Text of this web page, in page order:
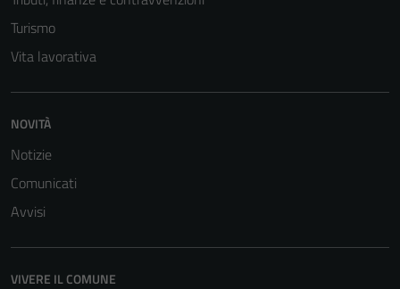
Turismo
Vita lavorativa
NOVITÀ
Notizie
Comunicati
Avvisi
VIVERE IL COMUNE